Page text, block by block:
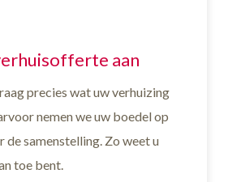
aan
precies wat uw verhuizing
nemen we uw boedel op
de samenstelling. Zo weet u
toe bent.